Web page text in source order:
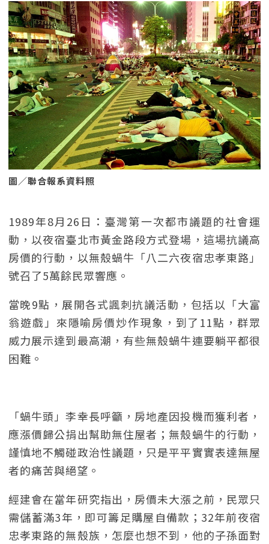
圖／聯合報系資料照
1989年8月26日：臺灣第一次都市議題的社會運
動，以夜宿臺北市黃金路段方式登場，這場抗議高
房價的行動，以無殼蝸牛「八二六夜宿忠孝東路」
號召了5萬餘民眾響應。
當晚9點，展開各式諷刺抗議活動，包括以「大富
翁遊戲」來隱喻房價炒作現象，到了11點，群眾
威力展示達到最高潮，有些無殼蝸牛連要躺平都很
困難。
「蝸牛頭」李幸長呼籲，房地產因投機而獲利者，
應漲價歸公捐出幫助無住屋者；無殼蝸牛的行動，
謹慎地不觸碰政治性議題，只是平平實實表達無屋
者的痛苦與絕望。
經建會在當年研究指出，房價未大漲之前，民眾只
需儲蓄滿3年，即可籌足購屋自備款；32年前夜宿
忠孝東路的無殼族，怎麼也想不到，他的子孫面對